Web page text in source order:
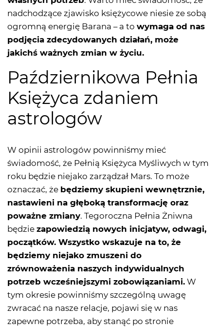
nadchodzące zjawisko księżycowe niesie ze sobą
ogromną energię Barana – a to wymaga od nas
podjęcia zdecydowanych działań, może
jakichś ważnych zmian w życiu.
Październikowa Pełnia
Księżyca zdaniem
astrologów
W opinii astrologów powinniśmy mieć
świadomość, że Pełnią Księżyca Myśliwych w tym
roku będzie niejako zarządzał Mars. To może
oznaczać, że będziemy skupieni wewnętrznie,
nastawieni na głęboką transformację oraz
poważne zmiany. Tegoroczna Pełnia Żniwna
będzie zapowiedzią nowych inicjatyw, odwagi,
początków. Wszystko wskazuje na to, że
będziemy niejako zmuszeni do
zrównoważenia naszych indywidualnych
potrzeb wcześniejszymi zobowiązaniami. W
tym okresie powinniśmy szczególną uwagę
zwracać na nasze relacje, pojawi się w nas
zapewne potrzeba, aby stanąć po stronie